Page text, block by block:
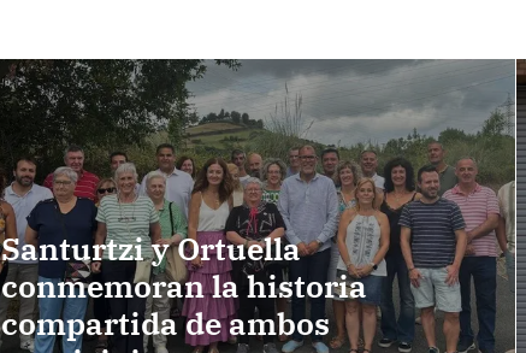
Santurtzi y Ortuella
conmemoran la historia
compartida de ambos